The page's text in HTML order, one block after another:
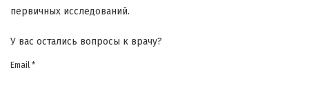
первичных исследований.
У вас остались вопросы к врачу?
Email *